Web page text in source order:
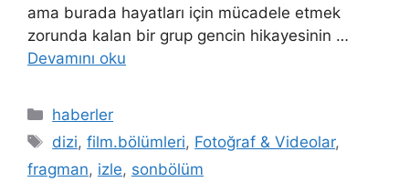
ama burada hayatları için mücadele etmek
zorunda kalan bir grup gencin hikayesinin …
Devamını oku
Kategoriler
haberler
Etiketler
dizi,film.bölümleri, Fotoğraf & Videolar,
fragman, izle, sonbölüm